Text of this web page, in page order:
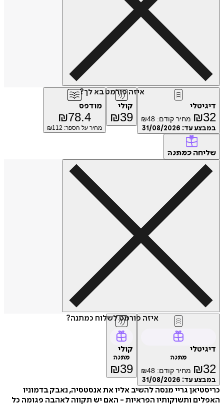
איזה פורמט בא לך?
₪ מחיר קודם: ₪48
עד:31/08/2026
₪ 39
מודפס
₪78.4
מחיר על הספר: ₪112
כמתנה
איזה פורמט לשלוח כמתנה?
₪ מחיר קודם: ₪48
עד:31/08/2026
₪ 39
גריי מנסה להשיב אליו את אנסטסיה, נאבק בדמוניו
ותשוקותיו הפראיות - האם יש תקווה לאהבה פגומה כל